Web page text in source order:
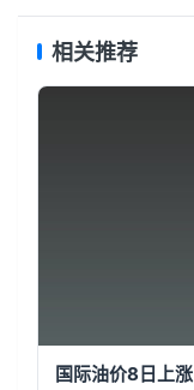
相关推荐
国际油价8日上涨